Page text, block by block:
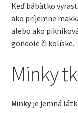
Keď bábätko
ako príjemne
alebo ako
gondole či kolíske.
Minky
Minkyje jemná